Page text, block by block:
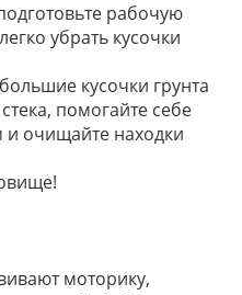
рабочую
убрать кусочки
кусочки грунта
помогайте себе
очищайте находки
моторику,